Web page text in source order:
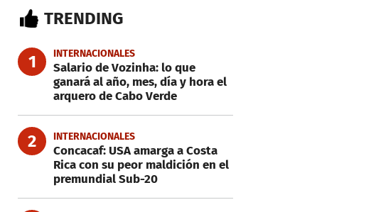
TRENDING
1 INTERNACIONALES
Salario de Vozinha: lo que
ganará al año, mes, día y hora el
arquero de Cabo Verde
2 INTERNACIONALES
Concacaf: USA amarga a Costa
Rica con su peor maldición en el
premundial Sub-20